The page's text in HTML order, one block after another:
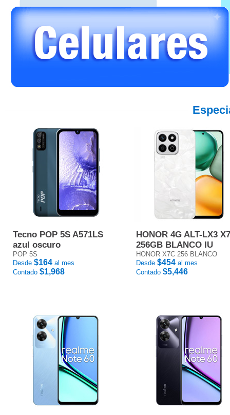
Tecno POP 5S A571LS
azul oscuro
POP 5S
Desde $164 al mes
Contado $1,968
HONOR 4G ALT-LX3
256GB BLANCO IU
HONOR X7C 256 BLANCO
Desde $454 al mes
Contado $5,446